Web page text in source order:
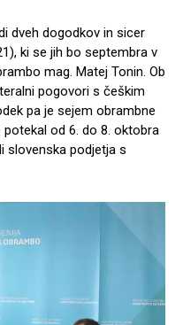
dveh dogodkov in sicer
ki se jih bo septembra v
mag. Matej Tonin. Ob
pogovori s češkim
pa je sejem obrambne
potekal od 6. do 8. oktobra
slovenska podjetja s